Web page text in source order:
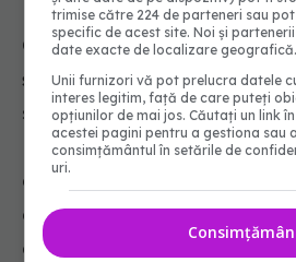
Gestionarea adecvată a
și HDL este esențială
sănătății
Prin adoptarea unui stil
exerciții fizice
corespunzător, puteți
cardiovasculare și
trimise către 224 de parteneri sau
specific de acest site. Noi și
date exacte de localizare
Unii furnizori vă pot prelucra datele
interes legitim, față de care puteți
opțiunilor de mai jos. Căutați un link
acestei pagini pentru a gestiona sau
consimțământul în setările de
uri.